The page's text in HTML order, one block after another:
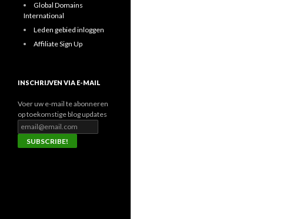
Global Domains
International
Leden gebied inloggen
Affiliate Sign Up
INSCHRIJVEN VIA E-MAIL
Voer uw e-mail te abonneren
op toekomstige blog updates